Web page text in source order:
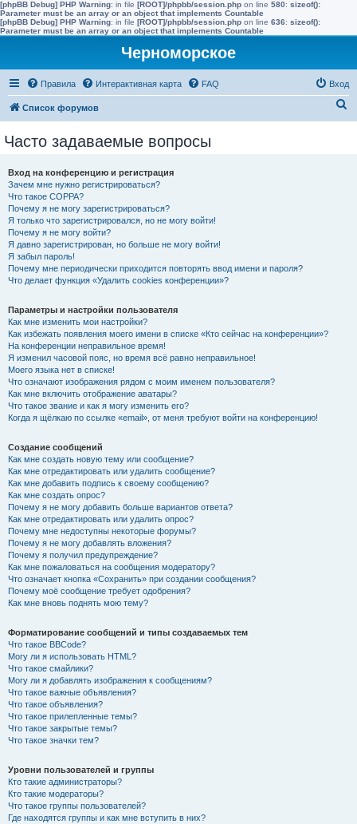
[phpBB Debug] PHP Warning: in file [ROOT]/phpbb/session.php on line 580: sizeof():
Parameter must be an array or an object that implements Countable
[phpBB Debug] PHP Warning: in file [ROOT]/phpbb/session.php on line 636: sizeof():
Parameter must be an array or an object that implements Countable
Черноморское
Правила Интерактивная карта FAQ Вход
Список форумов
Часто задаваемые вопросы
Вход на конференцию и регистрация
Зачем мне нужно регистрироваться?
Что такое COPPA?
Почему я не могу зарегистрироваться?
Я только что зарегистрировался, но не могу войти!
Почему я не могу войти?
Я давно зарегистрирован, но больше не могу войти!
Я забыл пароль!
Почему мне периодически приходится повторять ввод имени и пароля?
Что делает функция «Удалить cookies конференции»?
Параметры и настройки пользователя
Как мне изменить мои настройки?
Как избежать появления моего имени в списке «Кто сейчас на конференции»?
На конференции неправильное время!
Я изменил часовой пояс, но время всё равно неправильное!
Моего языка нет в списке!
Что означают изображения рядом с моим именем пользователя?
Как мне включить отображение аватары?
Что такое звание и как я могу изменить его?
Когда я щёлкаю по ссылке «email», от меня требуют войти на конференцию!
Создание сообщений
Как мне создать новую тему или сообщение?
Как мне отредактировать или удалить сообщение?
Как мне добавить подпись к своему сообщению?
Как мне создать опрос?
Почему я не могу добавить больше вариантов ответа?
Как мне отредактировать или удалить опрос?
Почему мне недоступны некоторые форумы?
Почему я не могу добавлять вложения?
Почему я получил предупреждение?
Как мне пожаловаться на сообщения модератору?
Что означает кнопка «Сохранить» при создании сообщения?
Почему моё сообщение требует одобрения?
Как мне вновь поднять мою тему?
Форматирование сообщений и типы создаваемых тем
Что такое BBCode?
Могу ли я использовать HTML?
Что такое смайлики?
Могу ли я добавлять изображения к сообщениям?
Что такое важные объявления?
Что такое объявления?
Что такое прилепленные темы?
Что такое закрытые темы?
Что такое значки тем?
Уровни пользователей и группы
Кто такие администраторы?
Кто такие модераторы?
Что такое группы пользователей?
Где находятся группы и как мне вступить в них?